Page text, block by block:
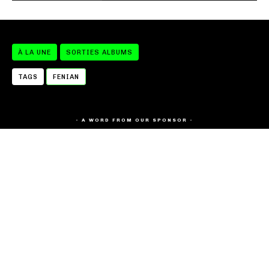
À LA UNE SORTIES ALBUMS
TAGS FENIAN
- A WORD FROM OUR SPONSOR -